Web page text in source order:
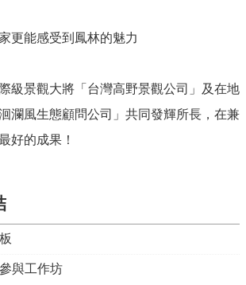
更能感受到鳳林的魅力
景觀大將「台灣高野景觀公司」及在地
瀾風生態顧問公司」共同發輝所長，在兼
好的成果！
與工作坊